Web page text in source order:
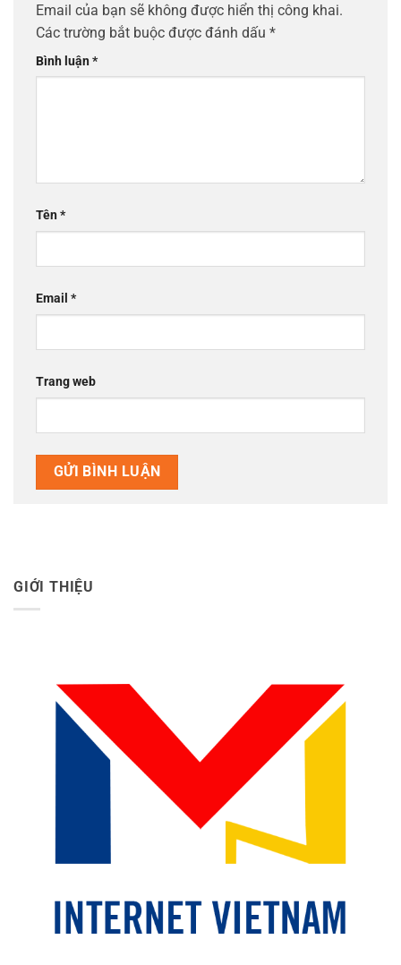
Email của bạn sẽ không được hiển thị công khai.
Các trường bắt buộc được đánh dấu *
Bình luận*
Tên*
Email *
Trang web
GIỚI THIỆU